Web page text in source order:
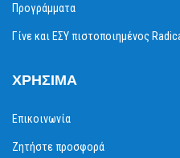
Προγράμματα
Γίνε και ΕΣΥ πιστοποιημένος
ΧΡΉΣΙΜΑ
Επικοινωνία
Ζητήστε προσφορά